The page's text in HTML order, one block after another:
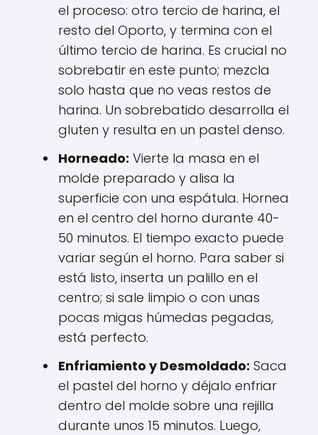
el proceso: otro tercio de harina, el
resto del Oporto, y termina con el
último tercio de harina. Es crucial no
sobrebatir en este punto; mezcla
solo hasta que no veas restos de
harina. Un sobrebatido desarrolla el
gluten y resulta en un pastel denso.
Horneado: Vierte la masa en el
molde preparado y alisa la
superficie con una espátula. Hornea
en el centro del horno durante 40-
50 minutos. El tiempo exacto puede
variar según el horno. Para saber si
está listo, inserta un palillo en el
centro; si sale limpio o con unas
pocas migas húmedas pegadas,
está perfecto.
Enfriamiento y Desmoldado: Saca
el pastel del horno y déjalo enfriar
dentro del molde sobre una rejilla
durante unos 15 minutos. Luego,